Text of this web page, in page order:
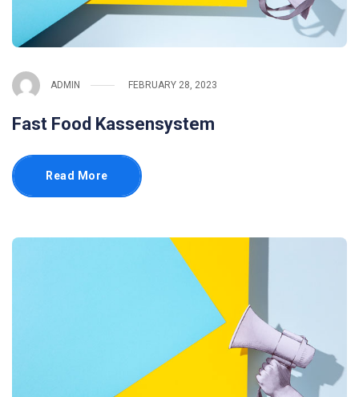
ADMIN FEBRUARY 28, 2023
Fast Food Kassensystem
Read More